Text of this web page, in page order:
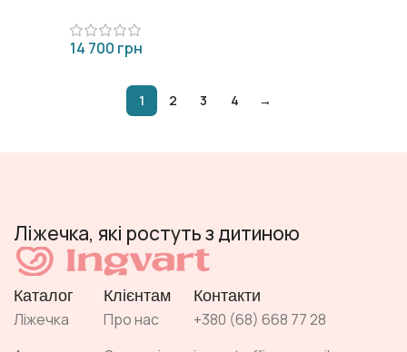
грн
1 2 3 4 →
Ліжечка, які ростуть з дитиною
Каталог
Ліжечка
Клієнтам
Про нас
Контакти
+380 (68) 668 77 28